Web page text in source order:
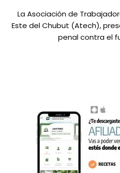
La Asociación de
Este del Chubut (Atech),
penal contra el